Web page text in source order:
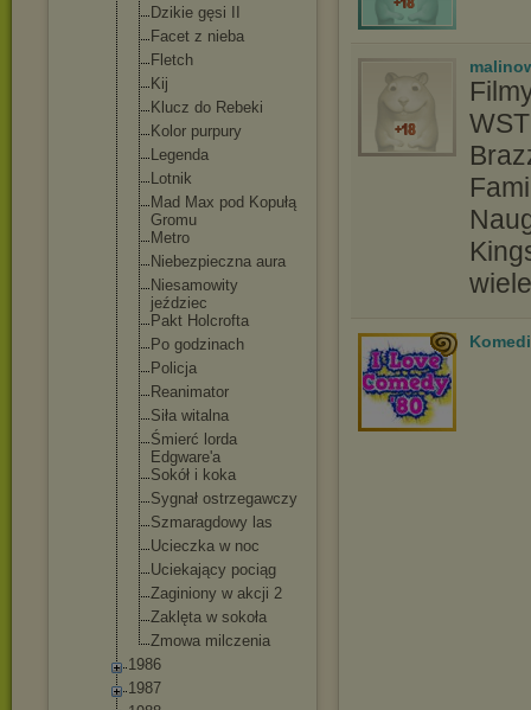
Dzikie gęsi II
Facet z nieba
Fletch
Kij
Klucz do Rebeki
Kolor purpury
Legenda
Lotnik
Mad Max pod Kopułą
Gromu
Metro
Niebezpieczna aura
Niesamowity
jeździec
Pakt Holcrofta
Po godzinach
Policja
Reanimator
Siła witalna
Śmierć lorda
Edgware'a
Sokół i koka
Sygnał ostrzegawczy
Szmaragdowy las
Ucieczka w noc
Uciekający pociąg
Zaginiony w akcji 2
Zaklęta w sokoła
Zmowa milczenia
1986
1987